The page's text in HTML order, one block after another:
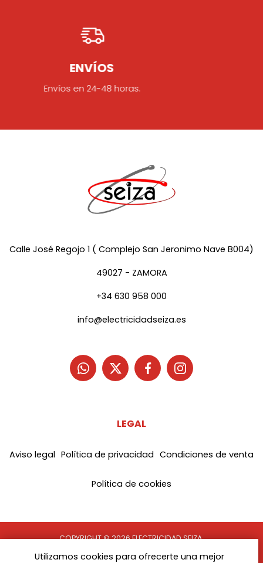
Utilizamos cookies para ofrecerte una mejor
Resolvemos tus dudas.
Calle José Regojo 1 ( Complejo San Jeronimo Nave B004)
49027 - ZAMORA
+34 630 958 000
info@electricidadseiza.es
LEGAL
Aviso legal Política de privacidad Condiciones de venta
Política de cookies
COPYRIGHT © 2026 ELECTRICIDAD SEIZA.